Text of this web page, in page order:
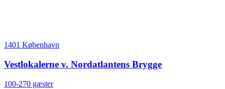
1401 København
Vestlokalerne v. Nordatlantens Brygge
100-270 gæster